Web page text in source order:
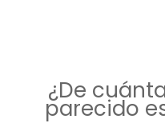
¿De
parecido